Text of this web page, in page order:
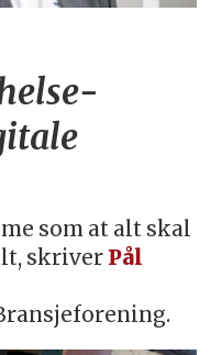
som at alt skal
skriver Pål